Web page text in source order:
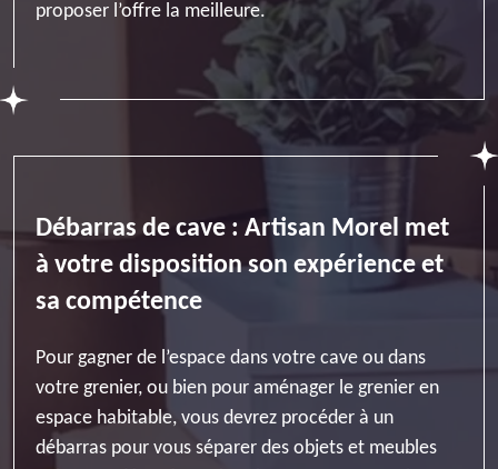
proposer l’offre la meilleure.
Débarras de cave : Artisan Morel met
à votre disposition son expérience et
sa compétence
Pour gagner de l’espace dans votre cave ou dans
votre grenier, ou bien pour aménager le grenier en
espace habitable, vous devrez procéder à un
débarras pour vous séparer des objets et meubles